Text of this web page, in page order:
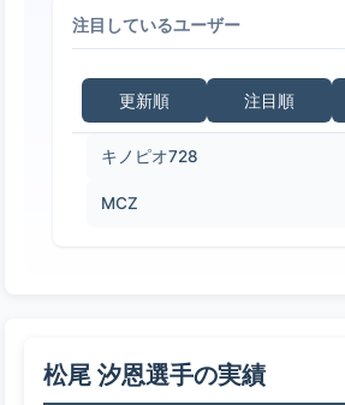
注目しているユーザー
更新順 注目順
キノピオ728
MCZ
松尾 汐恩選手の実績